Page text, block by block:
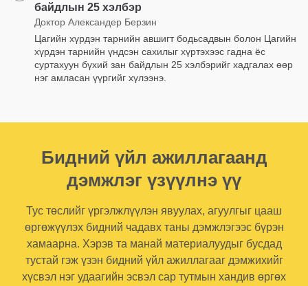
байдлын 25 хэлбэр
Доктор Александер Берзин
Цагийн хүрдэн тарнийн авшигт бодьсадвын болон Цагийн
хүрдэн тарнийн үндсэн сахилыг хүртэхээс гадна ёс
суртахуун бүхий зан байдлын 25 хэлбэрийг хадгалах өөр
нэг амласан үүргийг хүлээнэ.
Бидний үйл ажиллагаанд
дэмжлэг үзүүлнэ үү
Тус төслийг үргэлжлүүлэн явуулах, агуулгыг цааш
өргөжүүлэх бидний чадавх таны дэмжлэгээс бүрэн
хамаарна. Хэрэв та манай материалуудыг бусдад
тустай гэж үзэн бидний үйл ажиллагааг дэмжихийг
хүсвэл нэг удаагийн эсвэл сар тутмын хандив өргөх